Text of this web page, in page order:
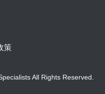
策
All Rights Reserved.